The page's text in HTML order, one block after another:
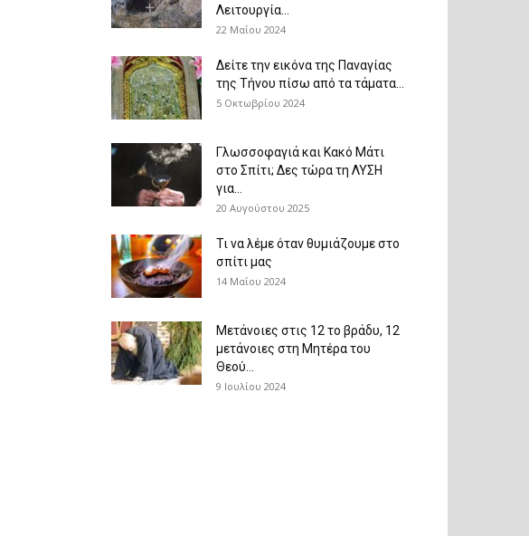
Λειτουργία...
22 Μαΐου 2024
Δείτε την εικόνα της Παναγίας
της Τήνου πίσω από τα τάματα...
5 Οκτωβρίου 2024
Γλωσσοφαγιά και Κακό Μάτι
στο Σπίτι; Δες τώρα τη ΛΥΣΗ
για...
20 Αυγούστου 2025
Τι να λέμε όταν θυμιάζουμε στο
σπίτι μας
14 Μαΐου 2024
Μετάνοιες στις 12 το βράδυ, 12
μετάνοιες στη Μητέρα του
Θεού...
9 Ιουλίου 2024